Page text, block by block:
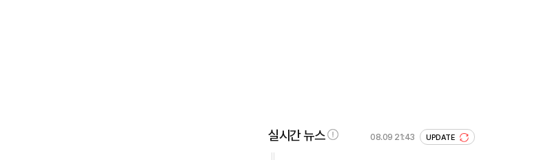
실시간 뉴스 08.09 21:43 UPDATE